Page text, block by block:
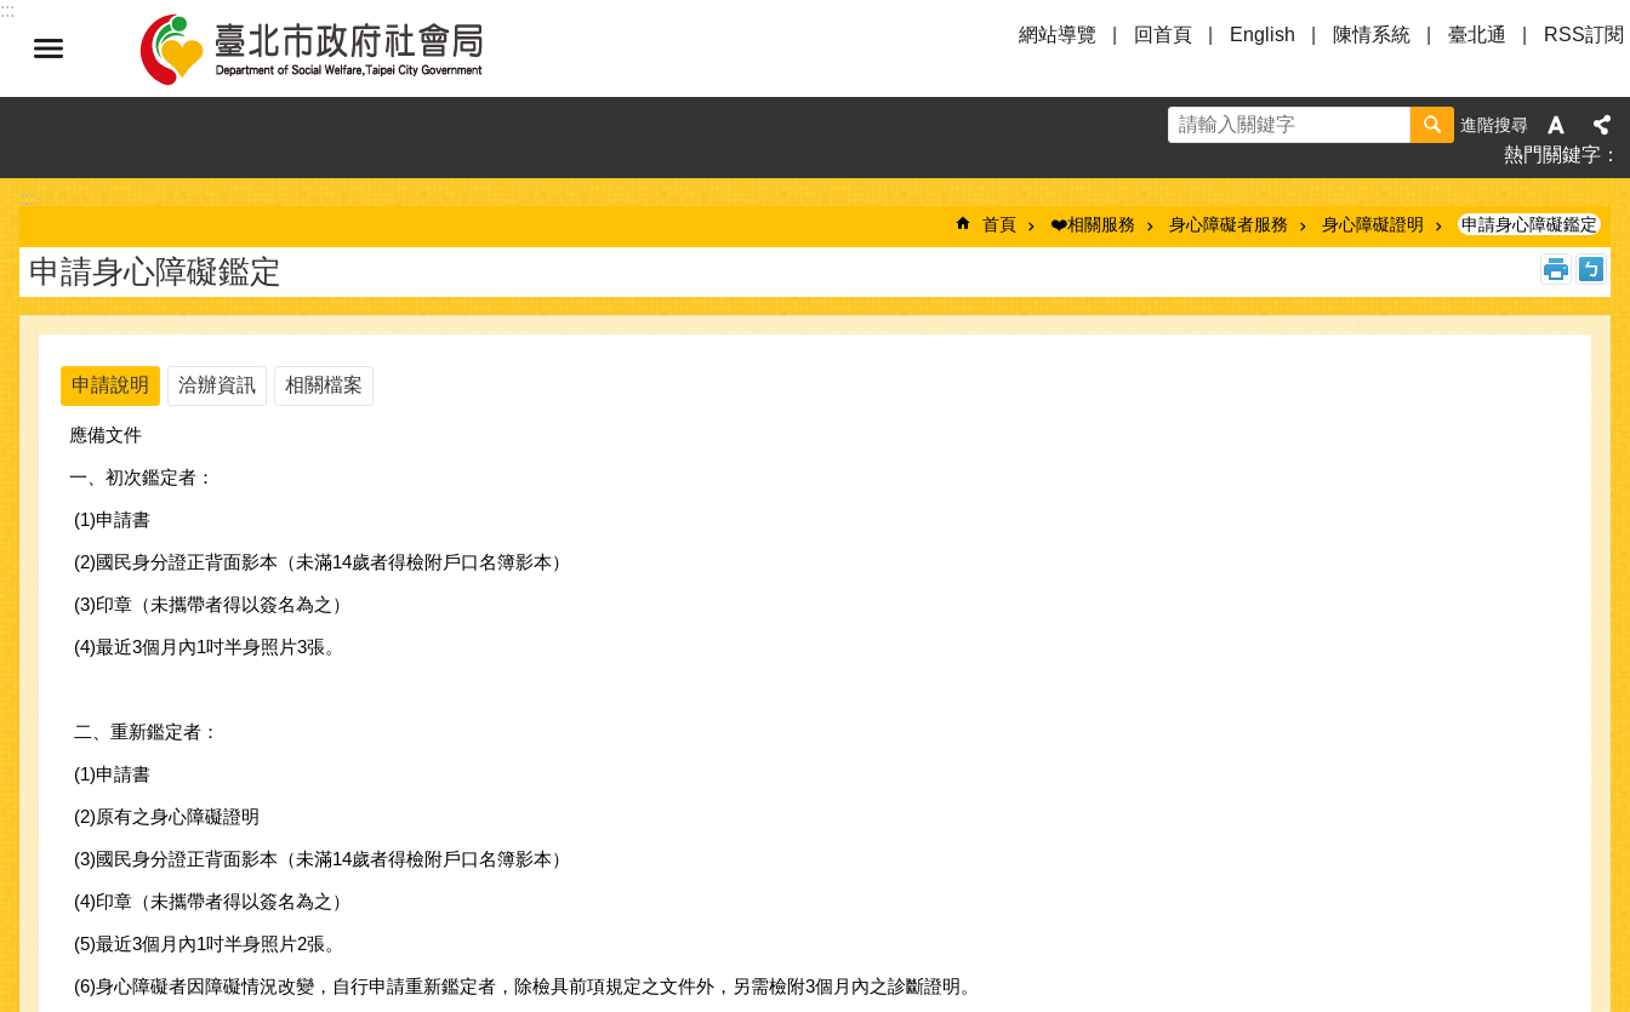
跳到主要內容區塊
:::
網站導覽
回首頁 English 陳情系統 臺北通 RSS訂閱
進階搜尋
熱門關鍵字
:::
首頁 ❤️相關服務 身心障礙者服務 身心障礙證明 申請身心障礙鑑定
申請身心障礙鑑定
申請說明 洽辦資訊 相關檔案
應備文件
一、初次鑑定者：
(1)申請書
(2)國民身分證正背面影本（未滿14歲者得檢附戶口名簿影本）
(3)印章（未攜帶者得以簽名為之）
(4)最近3個月內1吋半身照片3張。
二、重新鑑定者：
(1)申請書
(2)原有之身心障礙證明
(3)國民身分證正背面影本（未滿14歲者得檢附戶口名簿影本）
(4)印章（未攜帶者得以簽名為之）
(5)最近3個月內1吋半身照片2張。
(6)身心障礙者因障礙情況改變，自行申請重新鑑定者，除檢具前項規定之文件外，另需檢附3個月內之診斷證明。